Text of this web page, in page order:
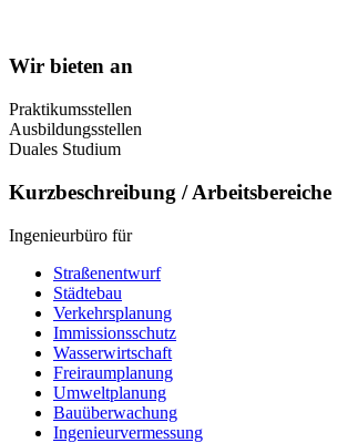
Wir bieten an
Praktikumsstellen
Ausbildungsstellen
Duales Studium
Kurzbeschreibung / Arbeitsbereiche
Ingenieurbüro für
Straßenentwurf
Städtebau
Verkehrsplanung
Immissionsschutz
Wasserwirtschaft
Freiraumplanung
Umweltplanung
Bauüberwachung
Ingenieurvermessung